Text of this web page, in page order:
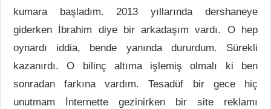
kumara başladım. 2013 yıllarında dershaneye
giderken İbrahim diye bir arkadaşım vardı. O hep
oynardı iddia, bende yanında dururdum. Sürekli
kazanırdı. O bilinç altıma işlemiş olmalı ki ben
sonradan farkına vardım. Tesadüf bir gece hiç
unutmam İnternette gezinirken bir site reklamı